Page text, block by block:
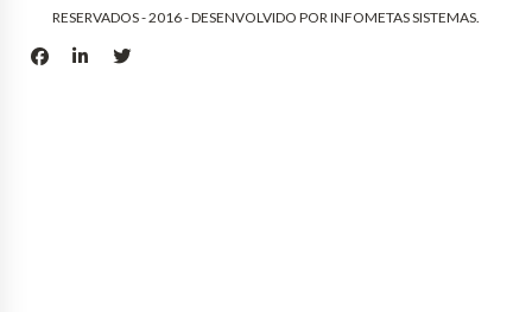
RESERVADOS - 2016 - DESENVOLVIDO PORINFOMETAS SISTEMAS.